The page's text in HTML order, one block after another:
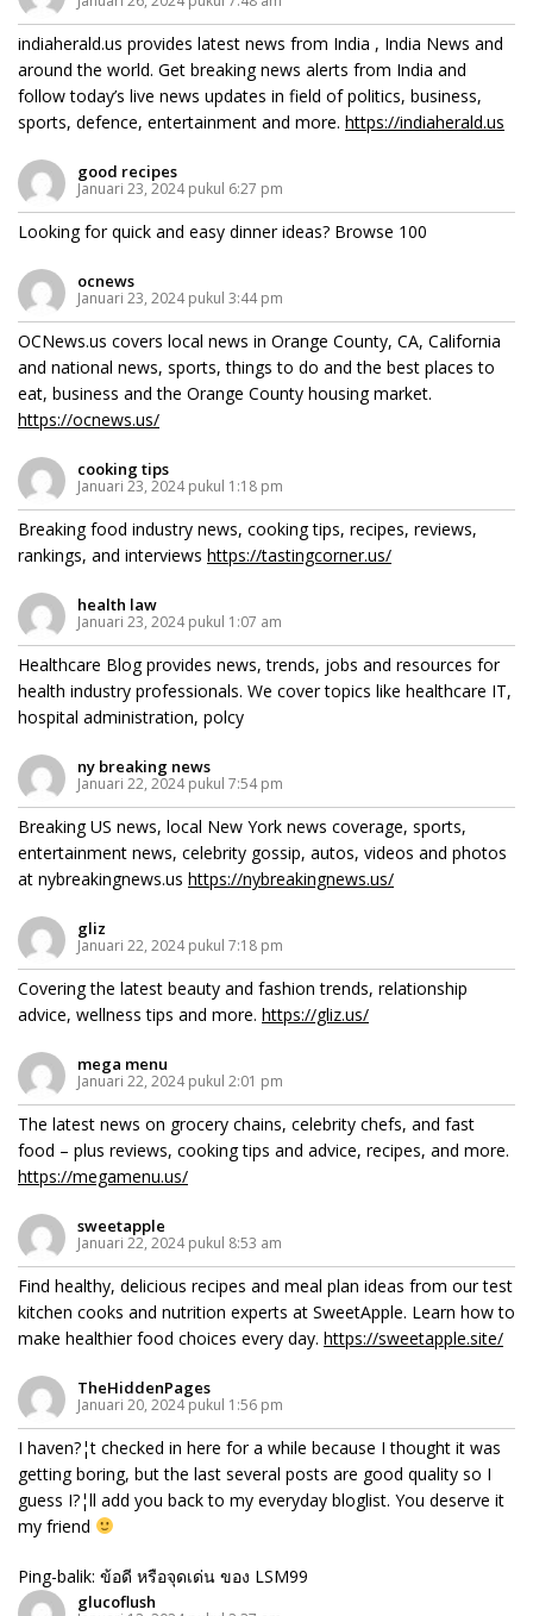
indiaherald.us provides latest news from India , India News and
around the world. Get breaking news alerts from India and
follow today’s live news updates in field of politics, business,
sports, defence, entertainment and more. https://indiaherald.us
good recipes
Januari 23, 2024 pukul 6:27 pm
Looking for quick and easy dinner ideas? Browse 100
ocnews
Januari 23, 2024 pukul 3:44 pm
OCNews.us covers local news in Orange County, CA, California
and national news, sports, things to do and the best places to
eat, business and the Orange County housing market.
https://ocnews.us/
cooking tips
Januari 23, 2024 pukul 1:18 pm
Breaking food industry news, cooking tips, recipes, reviews,
rankings, and interviews https://tastingcorner.us/
health law
Januari 23, 2024 pukul 1:07 am
Healthcare Blog provides news, trends, jobs and resources for
health industry professionals. We cover topics like healthcare IT,
hospital administration, polcy
ny breaking news
Januari 22, 2024 pukul 7:54 pm
Breaking US news, local New York news coverage, sports,
entertainment news, celebrity gossip, autos, videos and photos
at nybreakingnews.us https://nybreakingnews.us/
gliz
Januari 22, 2024 pukul 7:18 pm
Covering the latest beauty and fashion trends, relationship
advice, wellness tips and more. https://gliz.us/
mega menu
Januari 22, 2024 pukul 2:01 pm
The latest news on grocery chains, celebrity chefs, and fast
food – plus reviews, cooking tips and advice, recipes, and more.
https://megamenu.us/
sweetapple
Januari 22, 2024 pukul 8:53 am
Find healthy, delicious recipes and meal plan ideas from our test
kitchen cooks and nutrition experts at SweetApple. Learn how to
make healthier food choices every day. https://sweetapple.site/
TheHiddenPages
Januari 20, 2024 pukul 1:56 pm
I haven?¦t checked in here for a while because I thought it was
getting boring, but the last several posts are good quality so I
guess I?¦ll add you back to my everyday bloglist. You deserve it
my friend
Ping-balik: ข้อดี หรือจุดเด่น ของ LSM99
glucoflush